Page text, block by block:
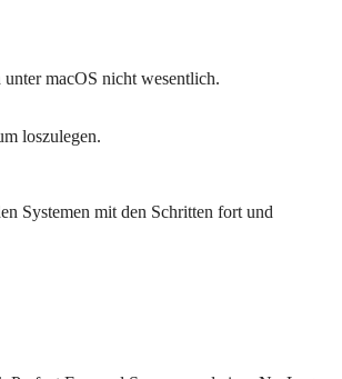
macOS nicht wesentlich.
loszulegen.
Systemen mit den Schritten fort und